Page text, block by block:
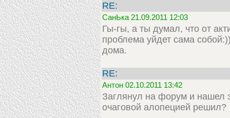
RE:
СанЬка 21.09.2011 12:03
Гы-гы, а ты думал, что от
проблема уйдет сама
дома.
RE:
Антон 02.10.2011 13:42
Заглянул на форум и нашел
очаговой алопецией решил?